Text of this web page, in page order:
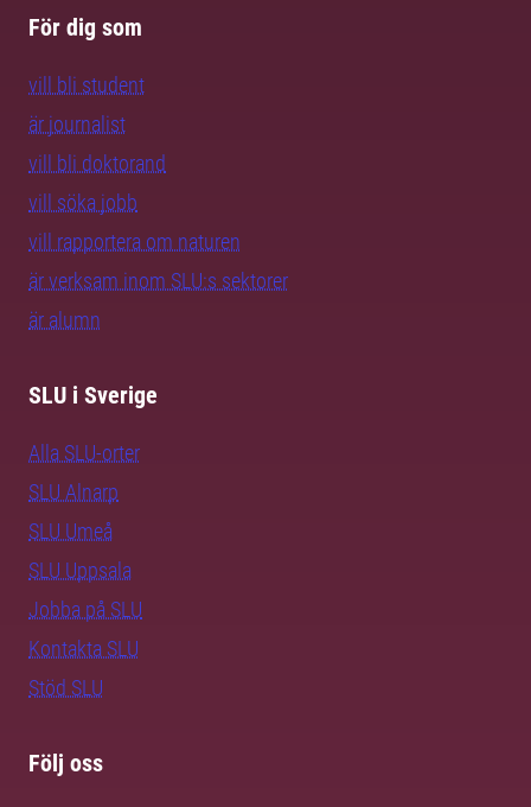
För dig som
vill bli student
är journalist
vill bli doktorand
vill söka jobb
vill rapportera om naturen
är verksam inom SLU:s sektorer
är alumn
SLU i Sverige
Alla SLU-orter
SLU Alnarp
SLU Umeå
SLU Uppsala
Jobba på SLU
Kontakta SLU
Stöd SLU
Följ oss